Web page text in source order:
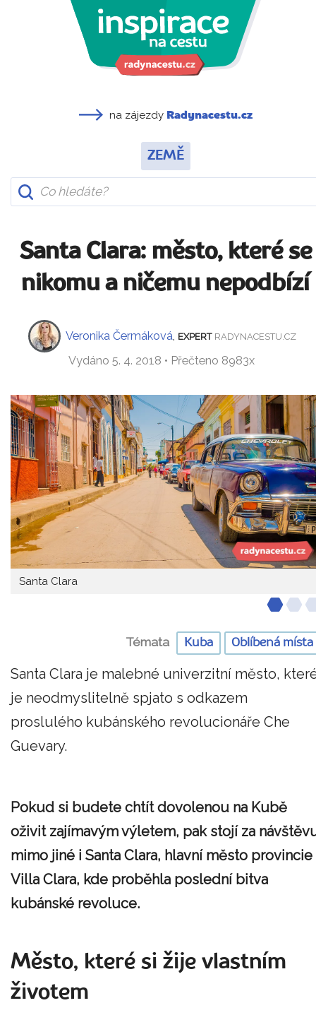
na zájezdy Radynacestu.cz
ZEMĚ
Santa Clara: město, které se
nikomu a ničemu nepodbízí
Veronika Čermáková EXPERT RADYNACESTU.CZ
Vydáno 5. 4. 2018 • Přečteno 8983x
Santa Clara
Témata Kuba Oblíbená místa
Santa Clara je malebné univerzitní město,
je neodmyslitelně spjato s odkazem
proslulého kubánského revolucionáře Che
Guevary.
Pokud si budete chtít dovolenou na Kubě
oživit zajímavým výletem, pak stojí za
mimo jiné i Santa Clara, hlavní město provincie
Villa Clara, kde proběhla poslední bitva
kubánské revoluce.
Město, které si žije vlastním
životem